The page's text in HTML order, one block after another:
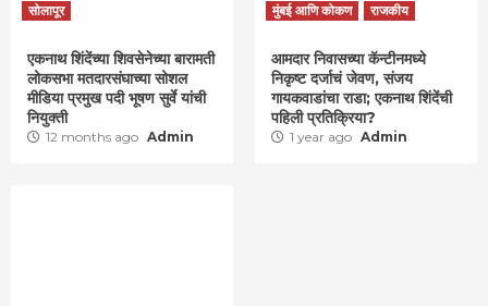
सोलापूर
एकनाथ शिंदेंच्या शिवसेनेच्या बारामती
लोकसभा मतदारसंघाच्या सोशल
मीडिया प्रमुख पदी भूषण सुर्वे यांची
नियुक्ती
12 months ago Admin
मुंबई आणि कोकण
राजकीय
आमदार निवासच्या कॅन्टीनमध्ये
निकृष्ट दर्जाचं जेवण, संजय
गायकवाडांचा राडा; एकनाथ शिंदेंची
पहिली प्रतिक्रिया?
1 year ago Admin